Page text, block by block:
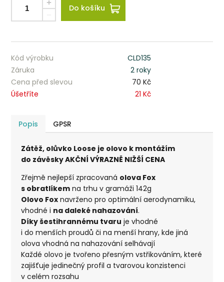
Do košíku
Kód výrobku
CLD135
Záruka
2 roky
Cena před slevou
70 Kč
Úšetříte
21 Kč
Popis GPSR
Zátěž, olůvko Loose je olovo k montážím
do závěsky AKČNÍ VÝRAZNĚ NIŽŠÍ CENA
Zřejmě nejlepší zpracovaná olova Fox
s obratlíkem na trhu v gramáži 142g
Olovo Fox navrženo pro optimální aerodynamiku,
vhodné i na daleké nahazování.
Díky šestihrannému tvaru je vhodné
i do menších proudů či na menší hrany, kde jiná
olova vhodná na nahazování selhávají
Každé olovo je tvořeno přesným vstřikováním, které
zajišťuje jedinečný profil a tvarovou konzistenci
v celém rozsahu